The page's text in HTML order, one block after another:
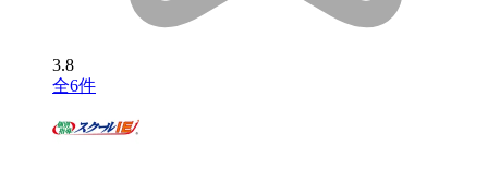
3.8
全6件